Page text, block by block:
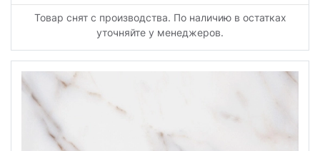
Товар снят с производства. По наличию в остатках
уточняйте у менеджеров.